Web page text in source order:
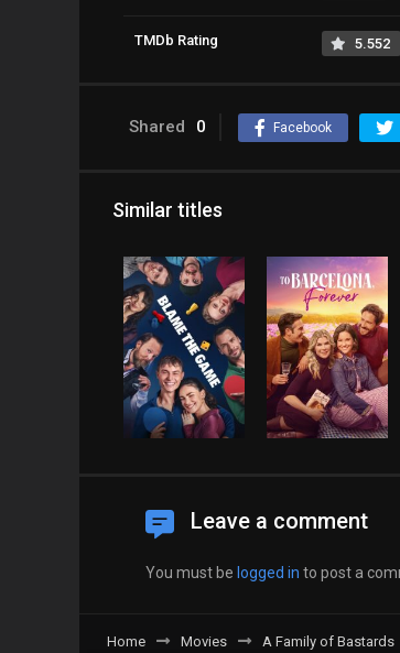
TMDb Rating 5.552
Shared 0 Facebook
Similar titles
Leave a comment
You must be logged in to post a
Home Movies A Family of Bastards